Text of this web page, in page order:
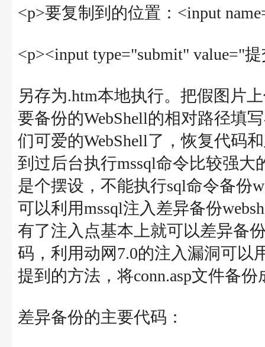
<p>要复制到的位置：<input
<p><input type="submit" value="
另存为.htm本地执行。把假图片
要备份的WebShell的相对路径填
们可爱的WebShell了，恢复代码
到过后台执行mssql命令比较强大
是个摆设，不能执行sql命令备份
可以利用mssql注入差异备份
有了注入点基本上就可以差异备
码，利用动网7.0的注入漏洞可以
提到的方法，将conn.asp文件备
差异备份的主要代码：